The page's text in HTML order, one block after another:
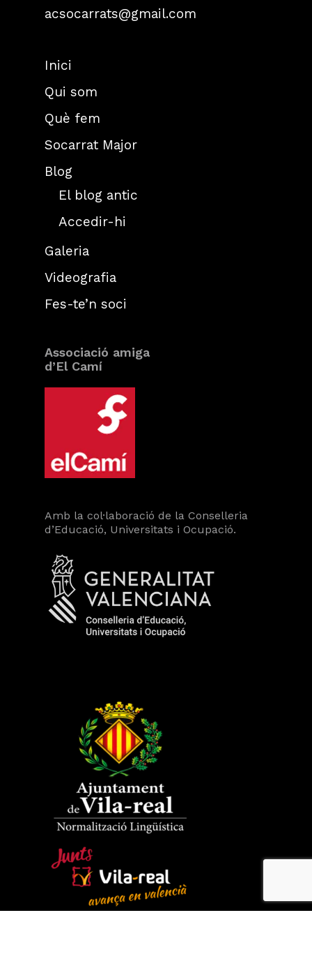
acsocarrats@gmail.com
Inici
Qui som
Què fem
Socarrat Major
Blog
El blog antic
Accedir-hi
Galeria
Videografia
Fes-te’n soci
Associació amiga
d’El Camí
Amb la col·laboració de la Conselleria
d’Educació, Universitats i Ocupació.